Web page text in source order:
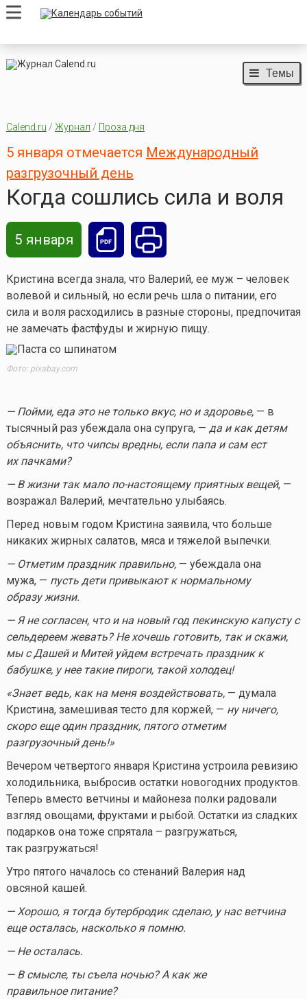
Темы
Calend.ru / Журнал / Проза дня
5 января отмечается Международный
разгрузочный день
Когда сошлись сила и воля
5 января
Кристина всегда знала, что Валерий, ее муж – человек
волевой и сильный, но если речь шла о питании, его
сила и воля расходились в разные стороны, предпочитая
не замечать фастфуды и жирную пищу.
Фото: pixabay.com
— Пойми, еда это не только вкус, но и здоровье,— в
тысячный раз убеждала она супруга, — да и как детям
объяснить, что чипсы вредны, если папа и сам ест
их пачками?
— В жизни так мало по-настоящему приятных вещей, —
возражал Валерий, мечтательно улыбаясь.
Перед новым годом Кристина заявила, что больше
никаких жирных салатов, мяса и тяжелой выпечки.
— Отметим праздник правильно,— убеждала она
мужа, — пусть дети привыкают к нормальному
образу жизни.
— Я не согласен, что и на новый год пекинскую капусту с
сельдереем жевать? Не хочешь готовить, так и скажи,
мы с Дашей и Митей уйдем встречать праздник к
бабушке, у нее такие пироги, такой холодец!
«Знает ведь, как на меня воздействовать,— думала
Кристина, замешивая тесто для коржей, — ну ничего,
скоро еще один праздник, пятого отметим
разгрузочный день!»
Вечером четвертого января Кристина устроила ревизию
холодильника, выбросив остатки новогодних продуктов.
Теперь вместо ветчины и майонеза полки радовали
взгляд овощами, фруктами и рыбой. Остатки из сладких
подарков она тоже спрятала – разгружаться,
так разгружаться!
Утро пятого началось со стенаний Валерия над
овсяной кашей.
— Хорошо, я тогда бутербродик сделаю, у нас ветчина
еще осталась, насколько я помню.
— Не осталась.
— В смысле, ты съела ночью? А как же
правильное питание?